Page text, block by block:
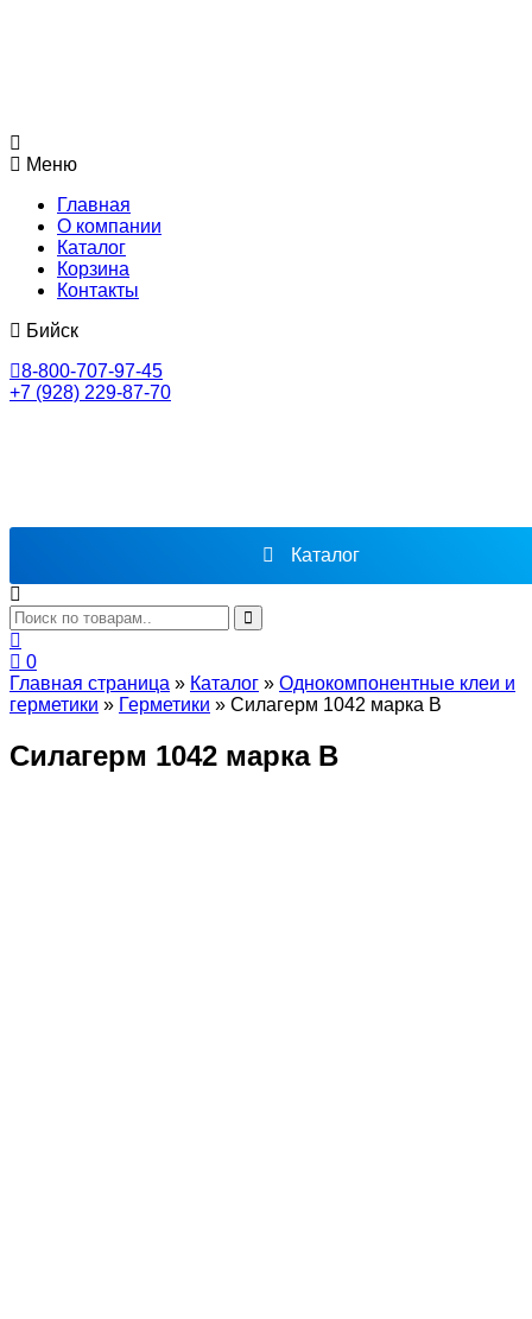
Меню
Главная
О компании
Каталог
Корзина
Контакты
Бийск
8-800-707-97-45
+7 (928) 229-87-70
Каталог
0
Главная страница » Каталог » Однокомпонентные клеи и
герметики » Герметики » Силагерм 1042 марка В
Силагерм 1042 марка В